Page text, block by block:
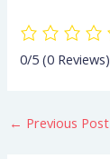
0/5(0 Reviews)
← Previous Post